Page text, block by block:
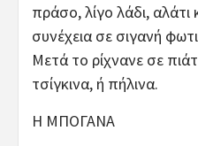
πράσο, λίγο λάδι,
συνέχεια σε σιγανή
Μετά το ρίχνανε σε
τσίγκινα, ή πήλινα.
Η ΜΠΟΓΑΝΑ